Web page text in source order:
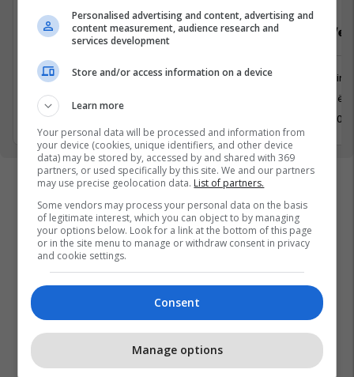
Zyrtar/e për marrëdhënie me
publikun
Marketing dhe Reklamim
Prishtinë
Dizajner/
Prishtinë
3 Maj
Personalised advertising and content, advertising and
content measurement, audience research and
services development
Store and/or access information on a device
Learn more
Your personal data will be processed and information from
your device (cookies, unique identifiers, and other device
data) may be stored by, accessed by and shared with 369
partners, or used specifically by this site. We and our partners
may use precise geolocation data. List of partners.
Some vendors may process your personal data on the basis
of legitimate interest, which you can object to by managing
your options below. Look for a link at the bottom of this page
or in the site menu to manage or withdraw consent in privacy
and cookie settings.
Consent
Manage options